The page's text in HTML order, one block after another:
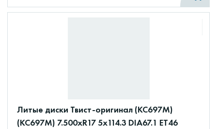
Литые диски Твист-оригинал (КС697M)
(КС697М) 7.500xR17 5x114.3 DIA67.1 ET46